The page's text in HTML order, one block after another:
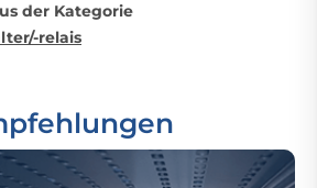
der Kategorie
relais